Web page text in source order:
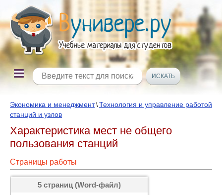
Экономика и менеджмент\Технология и управление работой
станций и узлов
Характеристика мест не общего
пользования станций
Страницы работы
5 страниц (Word-файл)